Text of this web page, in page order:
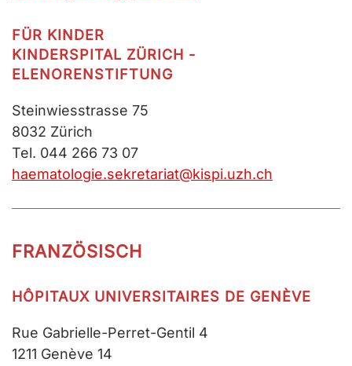
FÜR KINDER
KINDERSPITAL ZÜRICH -
ELENORENSTIFTUNG
Steinwiesstrasse 75
8032 Zürich
Tel. 044 266 73 07
haematologie.sekretariat@kispi.uzh.ch
FRANZÖSISCH
HÔPITAUX UNIVERSITAIRES DE GENÈVE
Rue Gabrielle-Perret-Gentil 4
1211 Genève 14